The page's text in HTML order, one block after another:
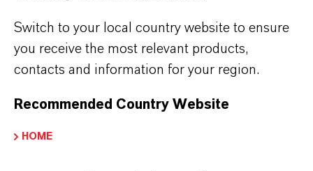
Kostenvergleich der unterschiedlichen
Auslegungen wird einen zusätzlichen Nutzen
bieten.“
Die neuen Berechnungsoptionen stehen für alle
Ionenaustauscher-Module in LewaPlus zur
Switch to your local country website to ensure
you receive the most relevant products,
contacts and information for your region.
Recommended Country Website
HOME